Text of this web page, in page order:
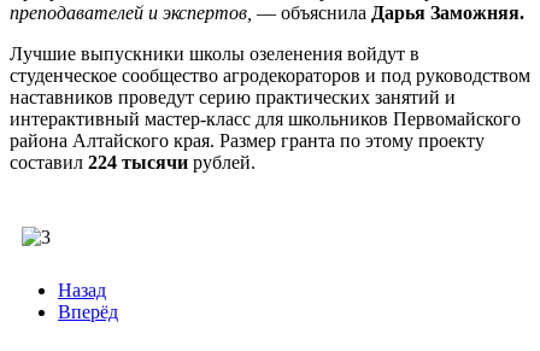
преподавателей и экспертов, — объяснила Дарья Заможняя.
Лучшие выпускники школы озеленения войдут в
студенческое сообщество агродекораторов и под руководством
наставников проведут серию практических занятий и
интерактивный мастер-класс для школьников Первомайского
района Алтайского края. Размер гранта по этому проекту
составил 224 тысячи рублей.
Назад
Вперёд